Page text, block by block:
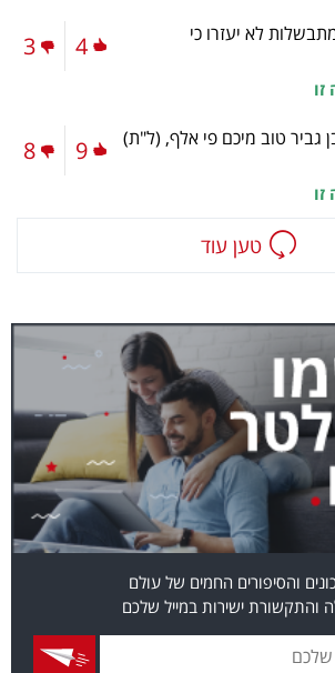
לא יעזרו כי 4
3
גביר טוב מיכם פי אלף, (ל"ת) 9
8
טען עוד
והסיפורים החמים של עולם
והתקשורת ישירות במייל שלכם